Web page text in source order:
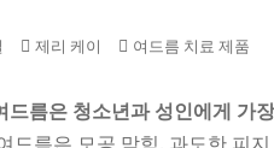
제리 케이 여드름 치료 제품
드름은 청소년과 성인에게 가